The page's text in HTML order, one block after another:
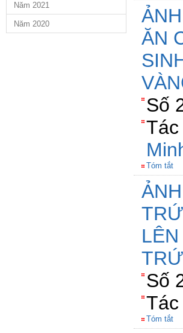
Năm 2021
Năm 2020
ĂN
Số
Tóm tắt
Số
Tác
Tóm tắt